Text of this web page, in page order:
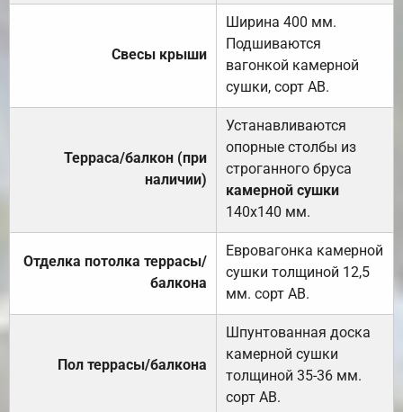
Свесы крыши
Ширина 400 мм.
Подшиваются
вагонкой камерной
сушки, сорт АВ.
Терраса/балкон (при
наличии)
Устанавливаются
опорные столбы из
строганного бруса
камерной сушки
140х140 мм.
Отделка потолка террасы/
балкона
Евровагонка камерной
сушки толщиной 12,5
мм. сорт АВ.
Пол террасы/балкона
Шпунтованная доска
камерной сушки
толщиной 35-36 мм.
сорт АВ.